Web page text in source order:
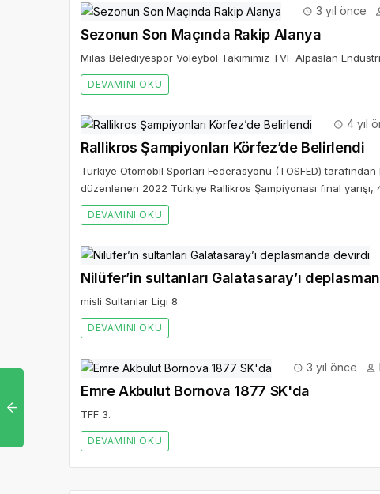
3 yıl önce
Sezonun Son Maçında Rakip Alanya
Milas Belediyespor Voleybol Takımımız TVF Alpaslan
DEVAMINI OKU
4 yıl
Rallikros Şampiyonları Körfez’de Belirlendi
Türkiye Otomobil Sporları Federasyonu (TOSFED)
düzenlenen 2022 Türkiye Rallikros Şampiyonası final
DEVAMINI OKU
Nilüfer’in sultanları Galatasaray’ı
misli Sultanlar Ligi 8.
DEVAMINI OKU
3 yıl önce
Emre Akbulut Bornova 1877 SK'da
TFF 3.
DEVAMINI OKU